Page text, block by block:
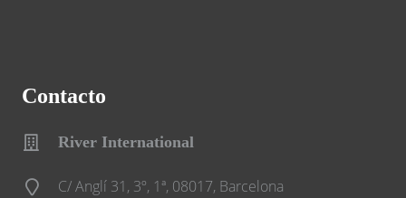
Contacto
River International
C/ Anglí 31, 3º, 1ª, 08017, Barcelona